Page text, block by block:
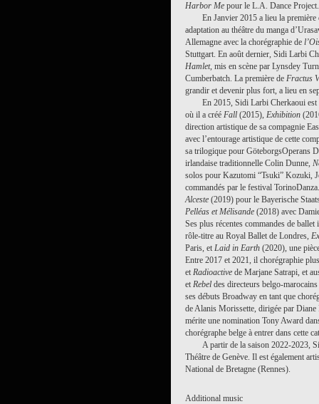
Harbor Me pour le L.A. Dance Project.
En Janvier 2015 a lieu la
adaptation au théâtre du manga
Allemagne avec la chorégraphie de
Stuttgart. En août dernier, Sidi Larbi
Hamlet, mis en scène par Lynsdey
Cumberbatch. La première de Fractus V
grandir et devenir plus fort, a lieu en
En 2015, Sidi Larbi Cherkaoui
où il a créé Fall (2015), Exhibition
direction artistique de sa compagnie
avec l’entourage artistique de cette
sa trilogique pour GöteborgsOperans
irlandaise traditionnelle Colin Dunne,
solos pour Kazutomi “Tsuki” Kozuki,
commandés par le festival
Alceste (2019) pour le Bayerische
Pelléas et Mélisande (2018) avec
Ses plus récentes commandes de
rôle-titre au Royal Ballet de Londres,
Paris, et Laid in Earth (2020), une
Entre 2017 et 2021, il chorégraphie
et Radioactive de Marjane Satrapi, et
et Rebel des directeurs belgo-
ses débuts Broadway en tant que
de Alanis Morissette, dirigée par
mérite une nomination Tony Award
chorégraphe belge à entrer dans cette
A partir de la saison 2022-2023,
Théâtre de Genève. Il est également
National de Bretagne (Rennes).
Additional music